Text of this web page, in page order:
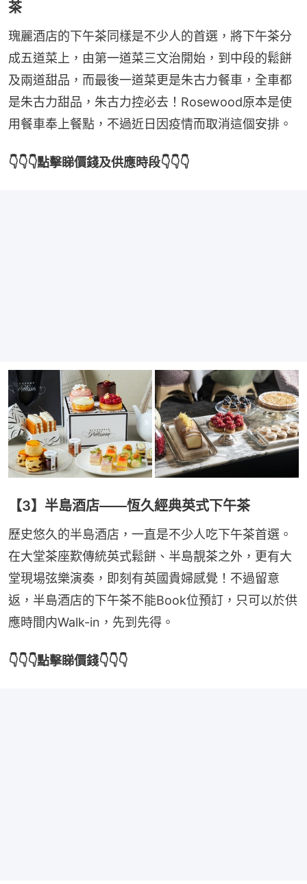
茶
瑰麗酒店的下午茶同樣是不少人的首選，將下午茶分
成五道菜上，由第一道菜三文治開始，到中段的鬆餅
及兩道甜品，而最後一道菜更是朱古力餐車，全車都
是朱古力甜品，朱古力控必去！Rosewood原本是使
用餐車奉上餐點，不過近日因疫情而取消這個安排。
👇👇👇點擊睇價錢及供應時段👇👇👇
【3】半島酒店——恆久經典英式下午茶
歷史悠久的半島酒店，一直是不少人吃下午茶首選。
在大堂茶座歎傳統英式鬆餅、半島靚茶之外，更有大
堂現場弦樂演奏，即刻有英國貴婦感覺！不過留意
返，半島酒店的下午茶不能Book位預訂，只可以於供
應時間内Walk-in，先到先得。
👇👇👇點擊睇價錢👇👇👇